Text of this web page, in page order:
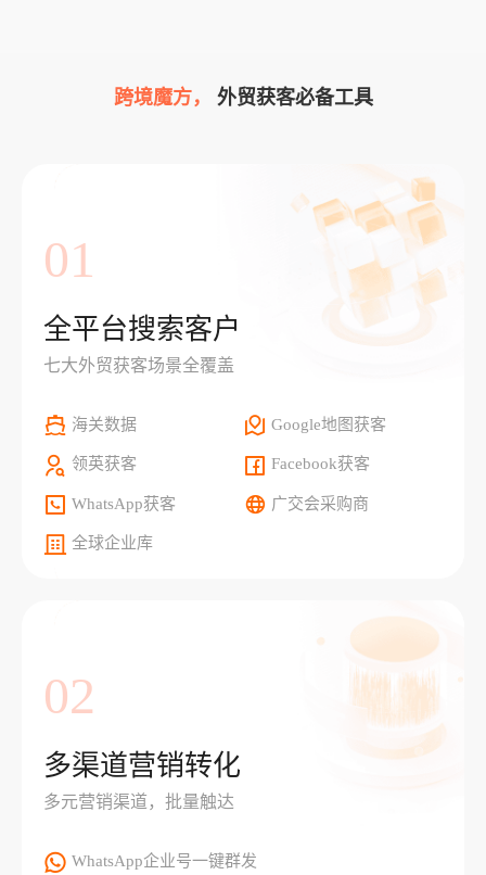
跨境魔方， 外贸获客必备工具
01
全平台搜索客户
七大外贸获客场景全覆盖
海关数据 Google地图获客
领英获客 Facebook获客
WhatsApp获客 广交会采购商
全球企业库
02
多渠道营销转化
多元营销渠道，批量触达
WhatsApp企业号一键群发